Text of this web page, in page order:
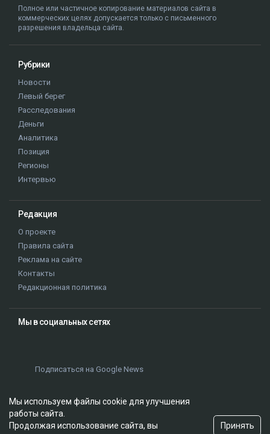
Полное или частичное копирование материалов сайта в
коммерческих целях допускается только с письменного
разрешения владельца сайта.
Рубрики
Новости
Левый берег
Расследования
Деньги
Аналитика
Позиция
Регионы
Интервью
Редакция
О проекте
Правила сайта
Реклама на сайте
Контакты
Редакционная политика
Мы в социальных сетях
Подписаться на Google News
Мы используем файлы cookie для улучшения
работы сайта.
Продолжая использование сайта, вы
Принять